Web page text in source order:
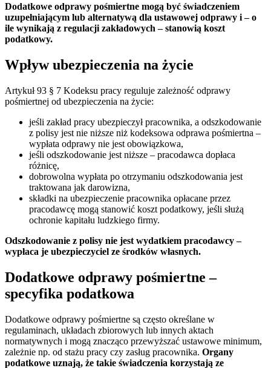
Dodatkowe odprawy pośmiertne mogą być świadczeniem
uzupełniającym lub alternatywą dla ustawowej odprawy i – o
ile wynikają z regulacji zakładowych – stanowią koszt
podatkowy.
Wpływ ubezpieczenia na życie
Artykuł 93 § 7 Kodeksu pracy reguluje zależność odprawy
pośmiertnej od ubezpieczenia na życie:
jeśli zakład pracy ubezpieczył pracownika, a odszkodowanie
z polisy jest nie niższe niż kodeksowa odprawa pośmiertna –
wypłata odprawy nie jest obowiązkowa,
jeśli odszkodowanie jest niższe – pracodawca dopłaca
różnicę,
dobrowolna wypłata po otrzymaniu odszkodowania jest
traktowana jak darowizna,
składki na ubezpieczenie pracownika opłacane przez
pracodawcę mogą stanowić koszt podatkowy, jeśli służą
ochronie kapitału ludzkiego firmy.
Odszkodowanie z polisy nie jest wydatkiem pracodawcy –
wypłaca je ubezpieczyciel ze środków własnych.
Dodatkowe odprawy pośmiertne –
specyfika podatkowa
Dodatkowe odprawy pośmiertne są często określane w
regulaminach, układach zbiorowych lub innych aktach
normatywnych i mogą znacząco przewyższać ustawowe minimum,
zależnie np. od stażu pracy czy zasług pracownika. Organy
podatkowe uznają, że takie świadczenia korzystają ze